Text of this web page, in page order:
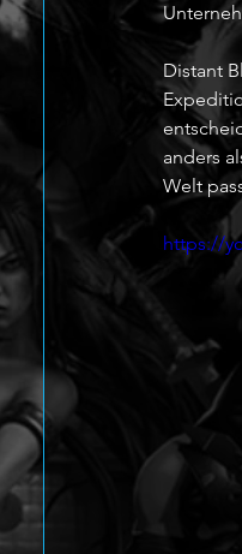
Distant
anders
Welt
https://